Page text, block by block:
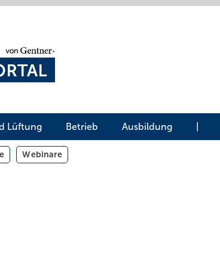
Lüftung Betrieb Ausbildung
Webinare